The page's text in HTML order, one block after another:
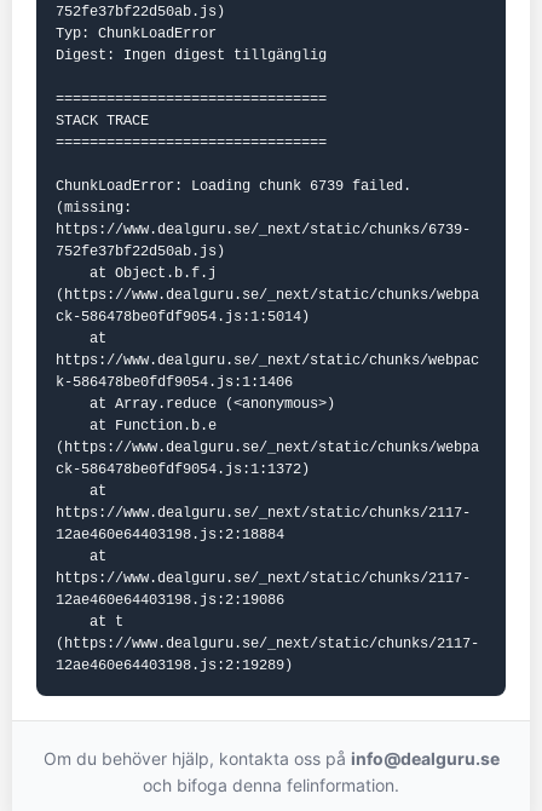
752fe37bf22d50ab.js)
Typ: ChunkLoadError
Digest: Ingen digest tillgänglig
================================
STACK TRACE
================================
ChunkLoadError: Loading chunk 6739 failed.
(missing:
https://www.dealguru.se/_next/static/chunks/6739-
752fe37bf22d50ab.js)
(https://www.dealguru.se/_next/static/chunks/webpa
ck-586478be0fdf9054.js:1:5014)
https://www.dealguru.se/_next/static/chunks/webpac
k-586478be0fdf9054.js:1:1406
(https://www.dealguru.se/_next/static/chunks/webpa
ck-586478be0fdf9054.js:1:1372)
https://www.dealguru.se/_next/static/chunks/2117-
12ae460e64403198.js:2:18884
https://www.dealguru.se/_next/static/chunks/2117-
12ae460e64403198.js:2:19086
(https://www.dealguru.se/_next/static/chunks/2117-
12ae460e64403198.js:2:19289)
Om du behöver hjälp, kontakta oss på info@dealguru.se
och bifoga denna felinformation.